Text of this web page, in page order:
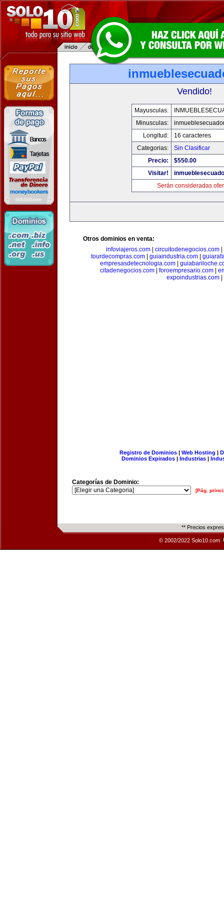
Vendido!
Mayusculas:
Minusculas:
Longitud:
16 caracteres
Categorias:
Sin Clasificar
Precio:
$550.00
Visitar!
Serán consideradas
Otros dominios en venta:
infoviajeros.com| circuitodenegocios.com|
tourdecompras.com| guiaindustria.com|
empresasdetecnologia.com
citadenegocios.com
foroempresario.com
expoindustrias.com
Registro de Dominios| Web Hosting |
Dominios Expirados | Industrias |
Categorías de Dominio:
[Pág.
** Precios
© 2002/2022 Solo10.com